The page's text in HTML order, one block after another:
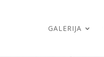
GALERIJA